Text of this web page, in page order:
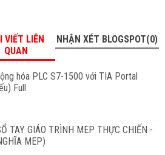
VIẾT LIÊN
QUAN
NHẬN XÉT BLOGSPOT(0)
hóa PLC S7-1500 với TIA Portal
Full
TAY GIÁO TRÌNH MEP THỰC CHIẾN -
MEP)